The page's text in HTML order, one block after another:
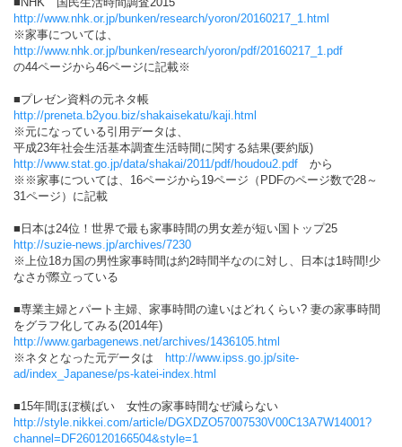
http://www.nhk.or.jp/bunken/research/yoron/20160217_1.html
※家事については、
http://www.nhk.or.jp/bunken/research/yoron/pdf/20160217_1.pdf
の44ページから46ページに記載※
■プレゼン資料の元ネタ帳
http://preneta.b2you.biz/shakaisekatu/kaji.html
※元になっている引用データは、
平成23年社会生活基本調査生活時間に関する結果(要約版)
http://www.stat.go.jp/data/shakai/2011/pdf/houdou2.pdf から
※※家事については、16ページから19ページ（PDFのページ数で28～
31ページ）に記載
■日本は24位！世界で最も家事時間の男女差が短い国トップ25
http://suzie-news.jp/archives/7230
※上位18カ国の男性家事時間は約2時間半なのに対し、日本は1時間!少
なさが際立っている
■専業主婦とパート主婦、家事時間の違いはどれくらい? 妻の家事時間
をグラフ化してみる(2014年)
http://www.garbagenews.net/archives/1436105.html
※ネタとなった元データは
http://www.ipss.go.jp/site-
ad/index_Japanese/ps-katei-index.html
■15年間ほぼ横ばい 女性の家事時間なぜ減らない
http://style.nikkei.com/article/DGXDZO57007530V00C13A7W14001?
channel=DF260120166504&style=1